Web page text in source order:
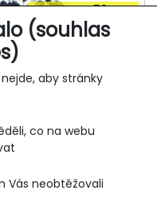
(souhlas
aby stránky
co na webu
Vás neobtěžovali
SLEVA -50%